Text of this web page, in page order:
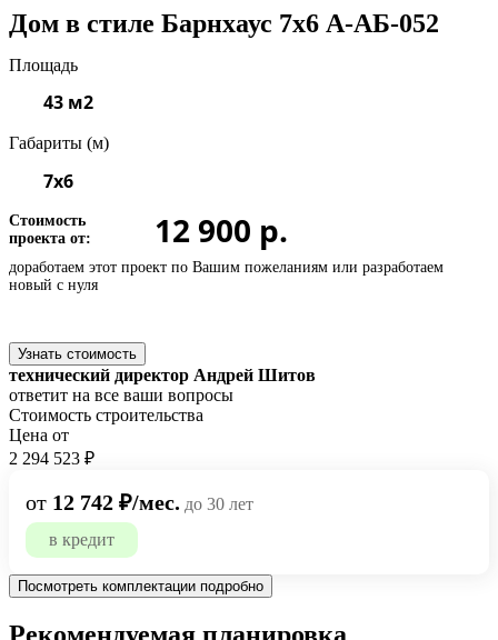
Дом в стиле Барнхаус 7x6 А-АБ-052
Площадь
43 м2
Габариты (м)
7x6
Стоимость
проекта от:
12 900 р.
доработаем этот проект по Вашим пожеланиям или разработаем
новый с нуля
Узнать стоимость
технический директор Андрей Шитов
ответит на все ваши вопросы
Стоимость строительства
Цена от
2 294 523 ₽
от 12 742 ₽/мес. до 30 лет
в кредит
Посмотреть комплектации подробно